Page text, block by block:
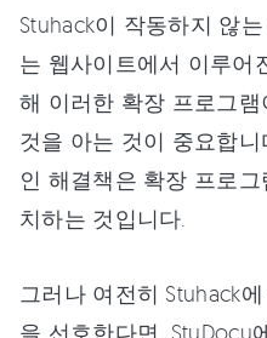
Stuhack이 작동하지 않
는 웹사이트에서 이루어
해 이러한 확장 프로그
것을 아는 것이 중요합
인 해결책은 확장 프로
치하는 것입니다.
그러나 여전히 Stuhack
을 선호한다면, StuDocu